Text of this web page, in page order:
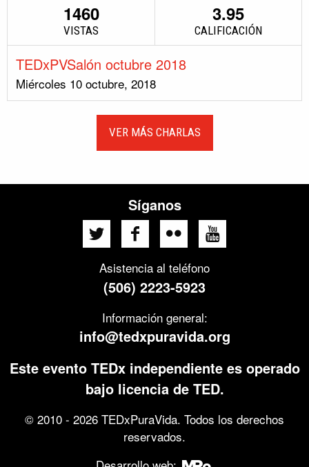
1460
VISTAS
3.95
CALIFICACIÓN
TEDxPVSalón octubre 2018
Miércoles 10 octubre, 2018
VER MÁS CHARLAS
Síganos
Asistencia al teléfono
(506) 2223-5923
Información general:
info@tedxpuravida.org
Este evento TEDx independiente es operado
bajo licencia de TED.
© 2010 - 2026 TEDxPuraVida. Todos los derechos
reservados.